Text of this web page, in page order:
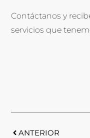
Contáctanos y
servicios que
ANTERIOR